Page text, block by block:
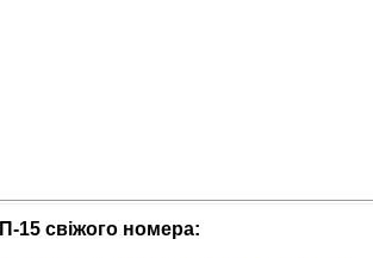
15 свіжого номера: